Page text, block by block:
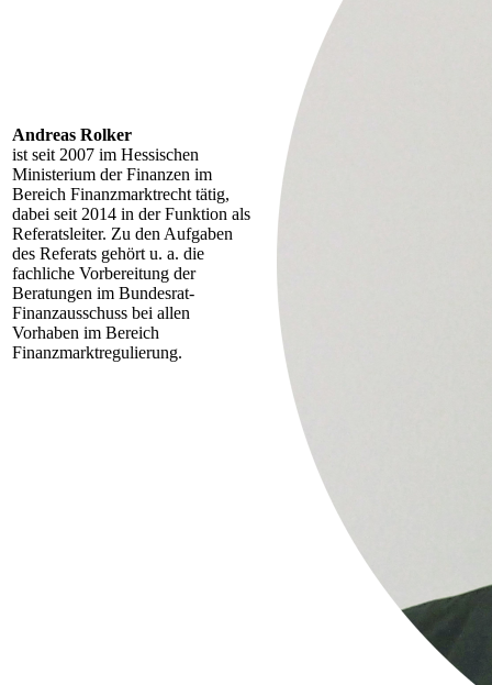
Andreas Rolker
ist seit 2007 im Hessischen
Ministerium der Finanzen im
Bereich Finanzmarktrecht tätig,
dabei seit 2014 in der Funktion als
Referatsleiter. Zu den Aufgaben
des Referats gehört u. a. die
fachliche Vorbereitung der
Beratungen im Bundesrat-
Finanzausschuss bei allen
Vorhaben im Bereich
Finanzmarktregulierung.